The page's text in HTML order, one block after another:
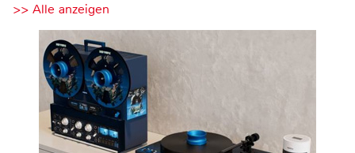
>> Alle anzeigen